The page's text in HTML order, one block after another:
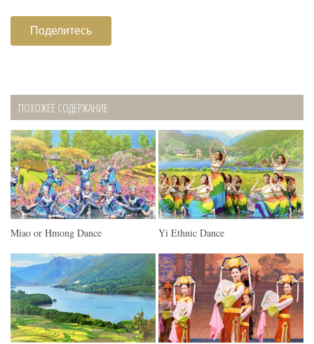
Поделитесь
ПОХОЖЕЕ СОДЕРЖАНИЕ
Miao or Hmong Dance Yi Ethnic Dance